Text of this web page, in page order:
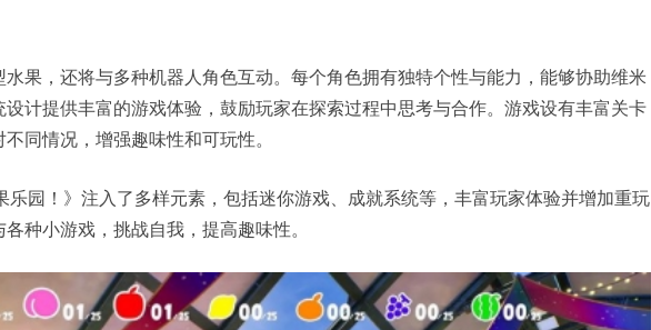
果，还将与多种机器人角色互动。每个角色拥有独特个性与能力，能够协助维米
计提供丰富的游戏体验，鼓励玩家在探索过程中思考与合作。游戏设有丰富关卡
同情况，增强趣味性和可玩性。
乐园！》注入了多样元素，包括迷你游戏、成就系统等，丰富玩家体验并增加重玩
种小游戏，挑战自我，提高趣味性。